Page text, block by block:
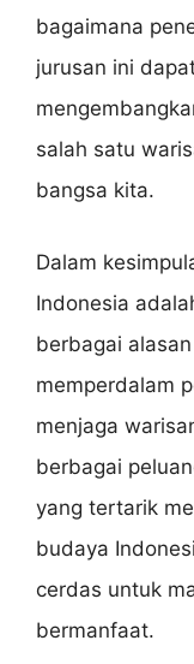
bagaimana
jurusan ini
salah satu
bangsa kita.
Dalam
Indonesia
berbagai alasan
memperdalam
menjaga
berbagai
yang tertarik
budaya
cerdas untuk
bermanfaat.